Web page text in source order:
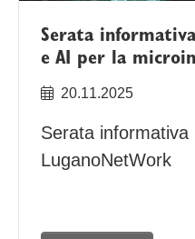
Serata
e AI per la
20.11.2025
Serata informativa
LuganoNetWork